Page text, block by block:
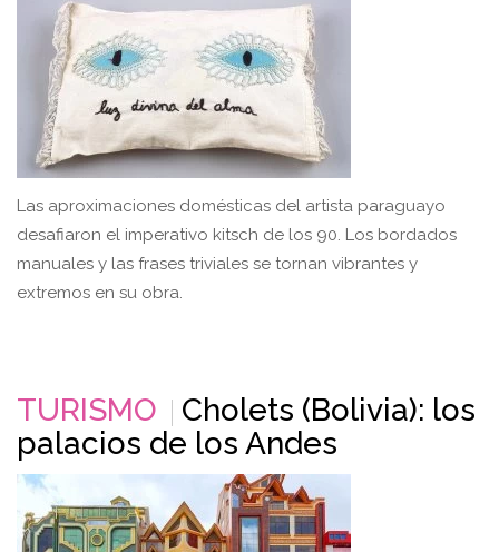
Las aproximaciones domésticas del artista paraguayo
desafiaron el imperativo kitsch de los 90. Los bordados
manuales y las frases triviales se tornan vibrantes y
extremos en su obra.
TURISMO
Cholets (Bolivia): los
palacios de los Andes